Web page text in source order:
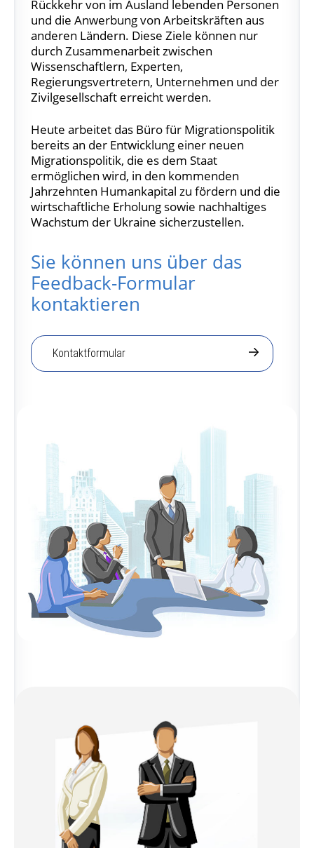
Rückkehr von im Ausland lebenden Personen
und die Anwerbung von Arbeitskräften aus
anderen Ländern. Diese Ziele können nur
durch Zusammenarbeit zwischen
Wissenschaftlern, Experten,
Regierungsvertretern, Unternehmen und der
Zivilgesellschaft erreicht werden.
Heute arbeitet das Büro für Migrationspolitik
bereits an der Entwicklung einer neuen
Migrationspolitik, die es dem Staat
ermöglichen wird, in den kommenden
Jahrzehnten Humankapital zu fördern und die
wirtschaftliche Erholung sowie nachhaltiges
Wachstum der Ukraine sicherzustellen.
Sie können uns über das
Feedback-Formular
kontaktieren
Kontaktformular